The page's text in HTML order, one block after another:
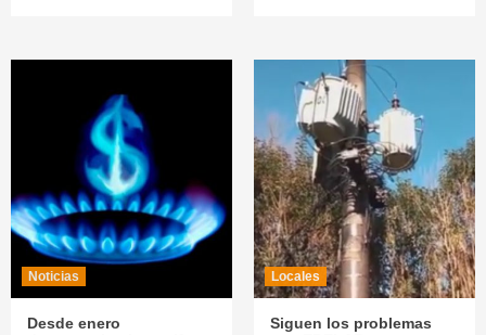
Noticias
Desde enero
Locales
Siguen los problemas